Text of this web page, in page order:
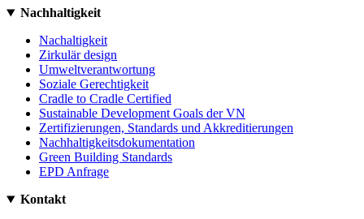
Nachhaltigkeit
Nachaltigkeit
Zirkulär design
Umweltverantwortung
Soziale Gerechtigkeit
Cradle to Cradle Certified
Sustainable Development Goals der VN
Zertifizierungen, Standards und Akkreditierungen
Nachhaltigkeitsdokumentation
Green Building Standards
EPD Anfrage
Kontakt